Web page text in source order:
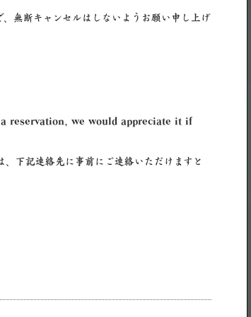
無断キャンセルはしないようお願い申し上げ
reservation, we would appreciate it if
下記連絡先に事前にご連絡いただけますと